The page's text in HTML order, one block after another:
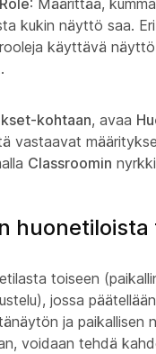
: Määrittää,
kukin näyttö saa. Eri
käyttävä näyttö
kohtaan, avaa
vastaavat
Classroomin
huonetiloista
toiseen (
), jossa
ja paikallisen
voidaan tehdä